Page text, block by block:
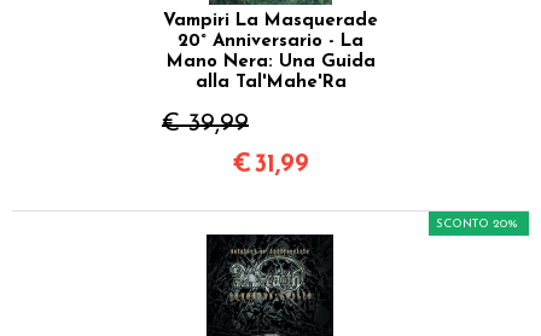
Vampiri La Masquerade
20° Anniversario - La
Mano Nera: Una Guida
alla Tal'Mahe'Ra
€ 39,99
€31,99
SCONTO 20%